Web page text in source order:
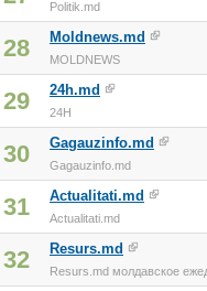
Politik.md
28 Moldnews.md
MOLDNEWS
29 24h.md
24H
30 Gagauzinfo.md
Gagauzinfo.md
31 Actualitati.md
Actualitati.md
32 Resurs.md
Resurs.md молдавское